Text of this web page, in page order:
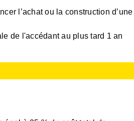
l’achat ou la construction d’une
de l'accédant au plus tard 1 an